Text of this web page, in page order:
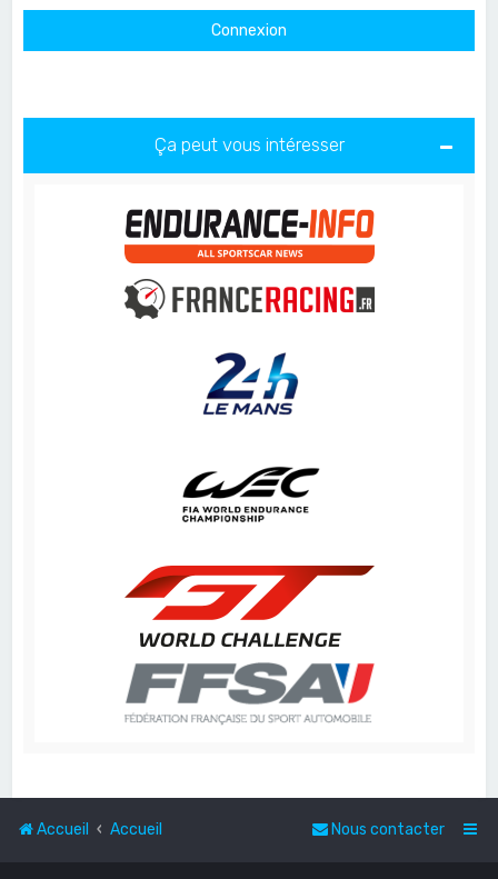
Ça peut vous intéresser
Accueil Accueil Nous contacter